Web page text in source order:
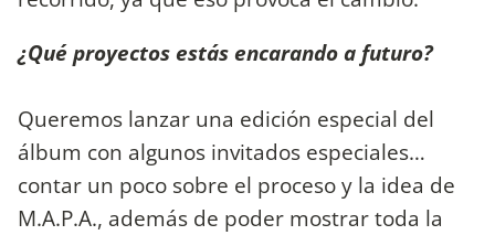
¿Qué proyectos estás encarando a futuro?
Queremos lanzar una edición especial del
álbum con algunos invitados especiales…
contar un poco sobre el proceso y la idea de
M.A.P.A., además de poder mostrar toda la